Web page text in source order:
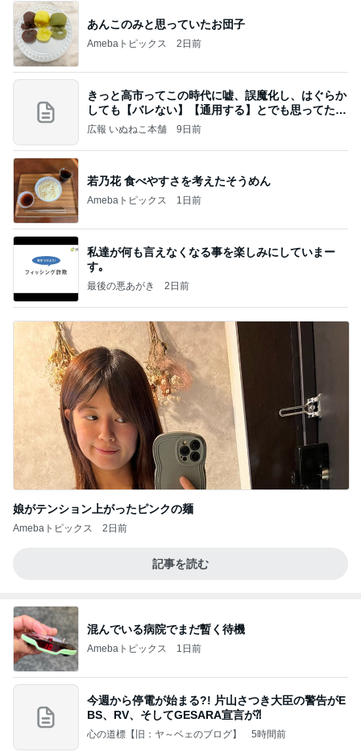
あんこのみと思っていたお団子
Amebaトピックス 2日前
きっと高市ってこの時代に嘘、誤魔化し、はぐらか
しても【バレない】【通用する】とでも思ってたん
だろ
広報 いぬねこ本舗 9日前
若乃花 食べやすさを考えたそうめん
Amebaトピックス 1日前
私達が何も言えなくなる事を楽しみにしていまー
す｡
最後の悪あがき 2日前
娘がテンション上がったピンクの麺
Amebaトピックス 2日前
記事を読む
混んでいる病院でまだ暫く待機
Amebaトピックス 1日前
今週から停電が始まる?! 片山さつき大臣の警告がE
BS、RV、そしてGESARA宣言が⁈
心の道標【旧：ヤ～ベェのブログ】 5時間前